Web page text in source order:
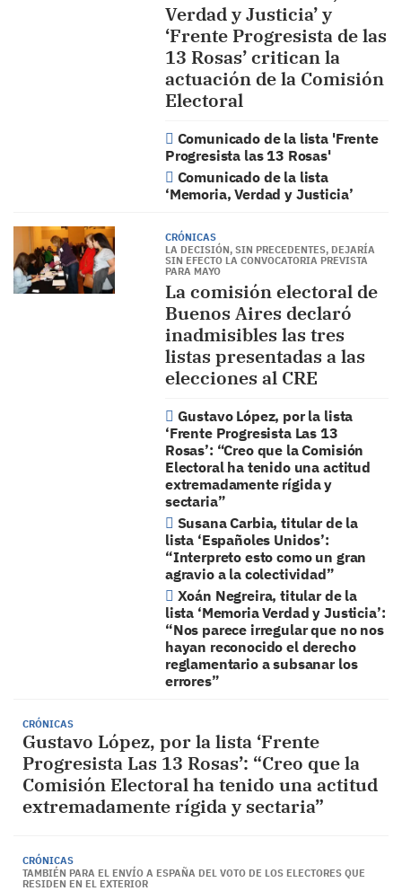
Verdad y Justicia’ y
‘Frente Progresista de las
13 Rosas’ critican la
actuación de la Comisión
Electoral
Comunicado de la lista 'Frente
Progresista las 13 Rosas'
Comunicado de la lista
‘Memoria, Verdad y Justicia’
CRÓNICAS
LA DECISIÓN, SIN PRECEDENTES, DEJARÍA
SIN EFECTO LA CONVOCATORIA PREVISTA
PARA MAYO
La comisión electoral de
Buenos Aires declaró
inadmisibles las tres
listas presentadas a las
elecciones al CRE
Gustavo López, por la lista
‘Frente Progresista Las 13
Rosas’: “Creo que la Comisión
Electoral ha tenido una actitud
extremadamente rígida y
sectaria”
Susana Carbia, titular de la
lista ‘Españoles Unidos’:
“Interpreto esto como un gran
agravio a la colectividad”
Xoán Negreira, titular de la
lista ‘Memoria Verdad y Justicia’:
“Nos parece irregular que no nos
hayan reconocido el derecho
reglamentario a subsanar los
errores”
CRÓNICAS
Gustavo López, por la lista ‘Frente
Progresista Las 13 Rosas’: “Creo que la
Comisión Electoral ha tenido una actitud
extremadamente rígida y sectaria”
CRÓNICAS
TAMBIÉN PARA EL ENVÍO A ESPAÑA DEL VOTO DE LOS ELECTORES QUE
RESIDEN EN EL EXTERIOR